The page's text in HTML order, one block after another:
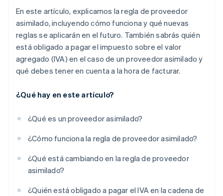
En este artículo, explicamos la regla de proveedor
asimilado, incluyendo cómo funciona y qué nuevas
reglas se aplicarán en el futuro. También sabrás quién
está obligado a pagar el impuesto sobre el valor
agregado (IVA) en el caso de un proveedor asimilado y
qué debes tener en cuenta a la hora de facturar.
¿Qué hay en este artículo?
¿Qué es un proveedor asimilado?
¿Cómo funciona la regla de proveedor asimilado?
¿Qué está cambiando en la regla de proveedor
asimilado?
¿Quién está obligado a pagar el IVA en la cadena de